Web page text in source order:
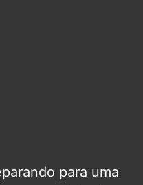
para uma